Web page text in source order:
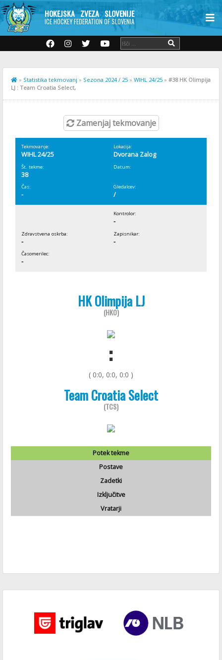
HOKEJSKA ZVEZA SLOVENIJE
ICE HOCKEY FEDERATION OF SLOVENIA
» Statistika tekmovanj » Sezona 2024 / 25 » WIHL 24/25 » #38 HK Olimpija
LJ : Team Croatia Select,
Zamenjaj tekmovanje
Tekmovanje:
WIHL 24/25
Lokacija:
Dvorana Zalog
Št. tekme:
38
Datum:
Čas:
-
Gledalcev:
/
Kontrolor:
-
Zdravstvena oskrba:
-
Zapisnikar:
-
Časomerilec:
-
HK Olimpija LJ
(HKO)
:
( 0:0, 0:0, 0:0 )
Team Croatia Select
(TCS)
Potek tekme
Postave
Zadetki
Izključitve
Vratarji